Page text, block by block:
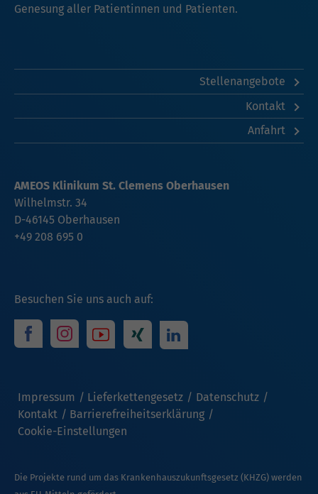
Genesung aller Patientinnen und Patienten.
Stellenangebote
Kontakt
Anfahrt
Besuchen Sie uns auch auf:
Impressum Lieferkettengesetz
Datenschutz
Kontakt
Barrierefreiheitserklärung
Cookie-Einstellungen
AMEOS Klinikum St. Clemens Oberhausen
Wilhelmstr. 34
D-46145 Oberhausen
+49 208 695 0
Die Projekte rund um das Krankenhauszukunftsgesetz (KHZG) werden